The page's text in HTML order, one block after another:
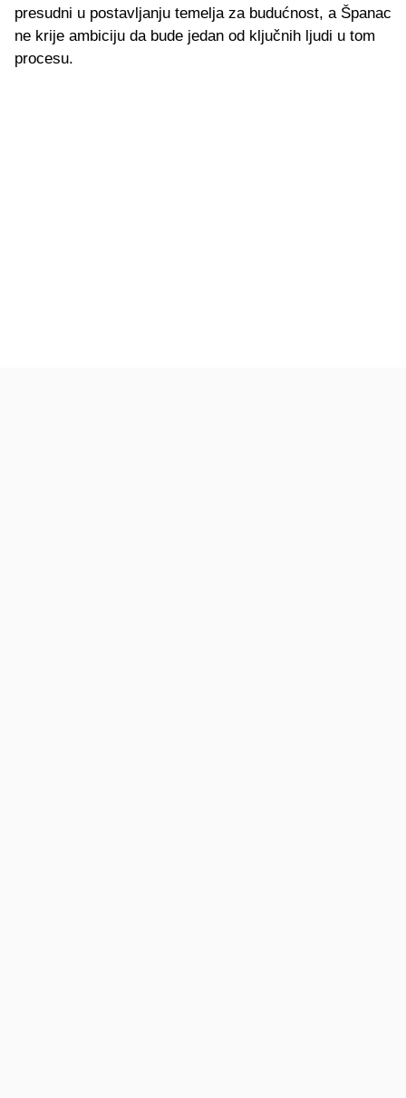
presudni u postavljanju temelja za budućnost, a Španac
ne krije ambiciju da bude jedan od ključnih ljudi u tom
procesu.